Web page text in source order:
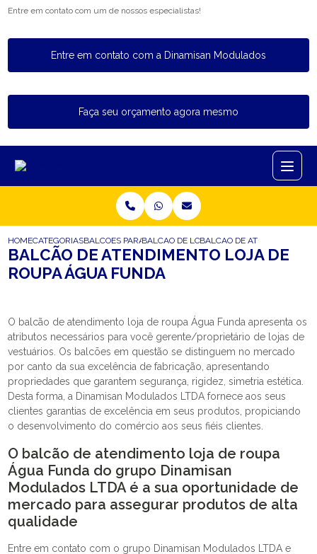
Entre em contato com um de nossos especialistas!
Entre em contato com a Dinamisan Modulados
Faça seu orçamento agora mesmo
HOMECATEGORIASBALCOES PARA LOJABALCAO DE LOJA DE ROUPABALCAO DE ATENDIMENTO
BALCÃO DE ATENDIMENTO LOJA DE
ROUPA ÁGUA FUNDA
O balcão de atendimento loja de roupa Água Funda apresenta os
atributos necessários para você gerente/proprietário de lojas de
vestuários. Os balcões em questão se distinguem no mercado
por canto da sua excelência de fabricação, apresentando
propriedades que garantem segurança, rigidez, simetria estética.
Desta forma, a Dinamisan Modulados LTDA fornece aos seus
clientes garantias de excelência em seus produtos, propiciando
o desenvolvimento do comércio aos seus fiéis clientes.
O balcão de atendimento loja de roupa
Água Funda do grupo Dinamisan
Modulados LTDA é a sua oportunidade de
mercado para assegurar produtos de alta
qualidade
Entre em contato com o grupo Dinamisan Modulados LTDA e